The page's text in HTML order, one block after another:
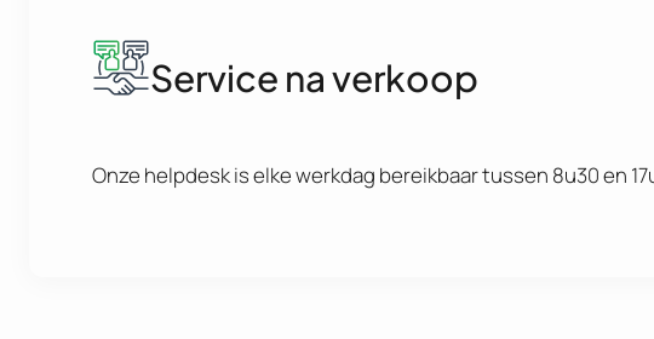
Service na verkoop
Onze helpdesk is elke werkdag bereikbaar tussen 8u30 en